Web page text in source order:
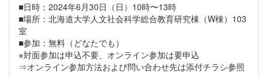
■日時：2024年6月30日（日）10時〜13時
■場所：北海道大学人文社会科学総合教育研究棟（W棟）103
室
■参加：無料（どなたでも）
※対面参加は申込不要、オンライン参加は要申込
⇒オンライン参加方法および問い合わせ先は添付チラシ参照